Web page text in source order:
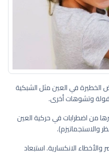
الخطيرة في العين مثل الشبكية
وتشوهات أخرى.
من اضطرابات في حركية العين
والاستجماتيزم).
والأخطاء الانكسارية. استبعاد